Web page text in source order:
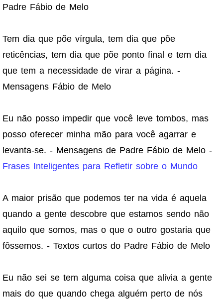
Padre Fábio de Melo
Tem dia que põe vírgula, tem dia que põe
reticências, tem dia que põe ponto final e tem dia
que tem a necessidade de virar a página. -
Mensagens Fábio de Melo
Eu não posso impedir que você leve tombos, mas
posso oferecer minha mão para você agarrar e
levanta-se. - Mensagens de Padre Fábio de Melo -
Frases Inteligentes para Refletir sobre o Mundo
A maior prisão que podemos ter na vida é aquela
quando a gente descobre que estamos sendo não
aquilo que somos, mas o que o outro gostaria que
fôssemos. - Textos curtos do Padre Fábio de Melo
Eu não sei se tem alguma coisa que alivia a gente
mais do que quando chega alguém perto de nós